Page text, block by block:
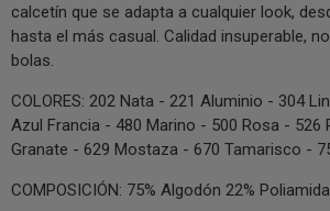
calcetín que se adapta a cualquier look,
hasta el más casual. Calidad insuperable,
bolas.
COLORES: 202 Nata - 221 Aluminio - 304
Azul Francia - 480 Marino - 500 Rosa - 526
Granate - 629 Mostaza - 670 Tamarisco -
COMPOSICIÓN: 75% Algodón 22%